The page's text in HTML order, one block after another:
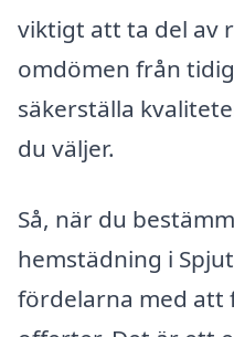
viktigt att ta del av
omdömen från
säkerställa
du väljer.
Så, när du
hemstädning i
fördelarna med att